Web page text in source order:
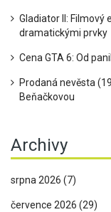
Gladiator II: Filmový
dramatickými prvky
Cena GTA 6: Od
Prodaná nevěsta
Beňačkovou
Archivy
srpna 2026 (7)
července 2026 (29)